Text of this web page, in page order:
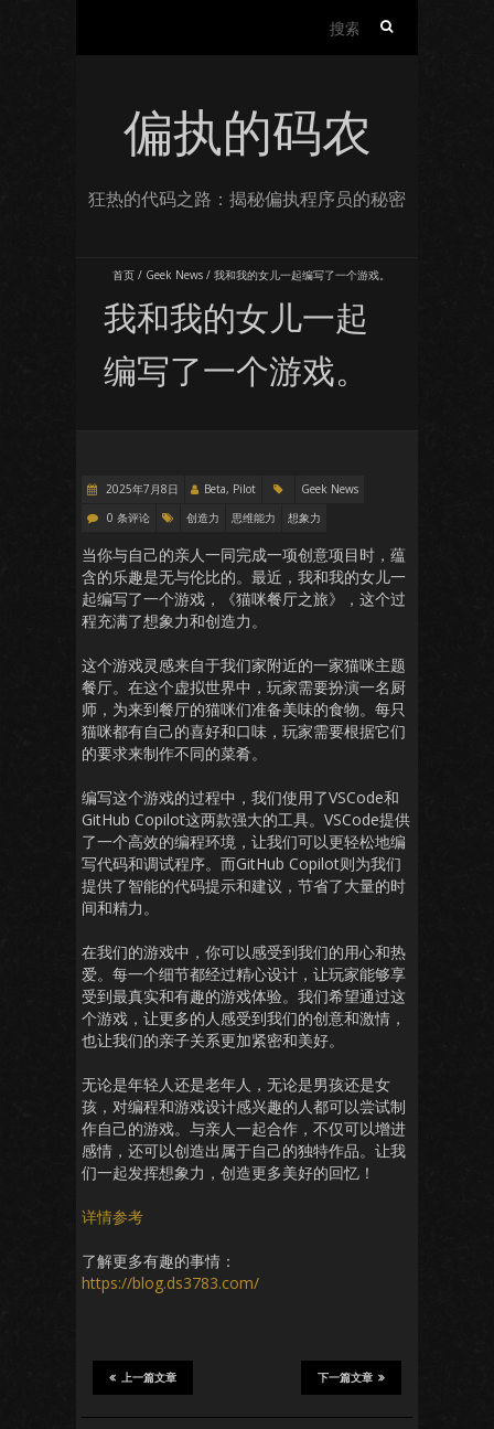
偏执的码农
狂热的代码之路：揭秘偏执程序员的秘密
首页 / Geek News / 我和我的女儿一起编写了一个游戏。
我和我的女儿一起
编写了一个游戏。
2025年7月8日 Beta, Pilot
Geek News
0 条评论
创造力 思维能力 想象力
当你与自己的亲人一同完成一项创意项目时，蕴
含的乐趣是无与伦比的。最近，我和我的女儿一
起编写了一个游戏，《猫咪餐厅之旅》，这个过
程充满了想象力和创造力。
这个游戏灵感来自于我们家附近的一家猫咪主题
餐厅。在这个虚拟世界中，玩家需要扮演一名厨
师，为来到餐厅的猫咪们准备美味的食物。每只
猫咪都有自己的喜好和口味，玩家需要根据它们
的要求来制作不同的菜肴。
编写这个游戏的过程中，我们使用了VSCode和
GitHub Copilot这两款强大的工具。VSCode提供
了一个高效的编程环境，让我们可以更轻松地编
写代码和调试程序。而GitHub Copilot则为我们
提供了智能的代码提示和建议，节省了大量的时
间和精力。
在我们的游戏中，你可以感受到我们的用心和热
爱。每一个细节都经过精心设计，让玩家能够享
受到最真实和有趣的游戏体验。我们希望通过这
个游戏，让更多的人感受到我们的创意和激情，
也让我们的亲子关系更加紧密和美好。
无论是年轻人还是老年人，无论是男孩还是女
孩，对编程和游戏设计感兴趣的人都可以尝试制
作自己的游戏。与亲人一起合作，不仅可以增进
感情，还可以创造出属于自己的独特作品。让我
们一起发挥想象力，创造更多美好的回忆！
详情参考
了解更多有趣的事情：
https://blog.ds3783.com/
下一篇文章
上一篇文章